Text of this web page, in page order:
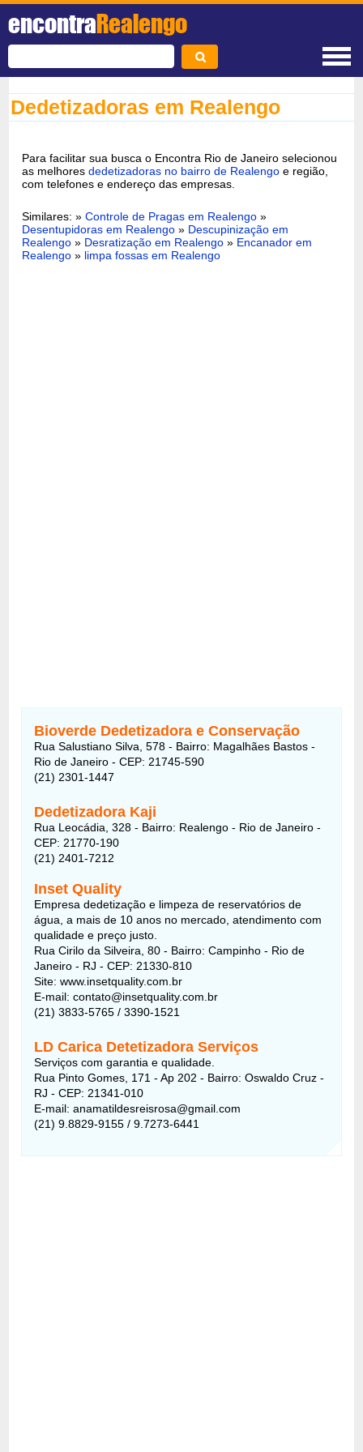
encontraRealengo
Dedetizadoras em Realengo
Para facilitar sua busca o Encontra Rio de Janeiro selecionou
as melhoresdedetizadoras no bairro de Realengo e região,
com telefones e endereço das empresas.
Similares: »Controle de Pragas em Realengo »
Desentupidoras em Realengo » Descupinização em
Realengo » Desratização em Realengo » Encanador em
Realengo » limpa fossas em Realengo
Bioverde Dedetizadora e Conservação
Rua Salustiano Silva, 578 - Bairro: Magalhães Bastos -
Rio de Janeiro - CEP: 21745-590
(21) 2301-1447
Dedetizadora Kaji
Rua Leocádia, 328 - Bairro: Realengo - Rio de Janeiro -
CEP: 21770-190
(21) 2401-7212
Inset Quality
Empresa dedetização e limpeza de reservatórios de
água, a mais de 10 anos no mercado, atendimento com
qualidade e preço justo.
Rua Cirilo da Silveira, 80 - Bairro: Campinho - Rio de
Janeiro - RJ - CEP: 21330-810
Site: www.insetquality.com.br
E-mail: contato@insetquality.com.br
(21) 3833-5765 / 3390-1521
LD Carica Detetizadora Serviços
Serviços com garantia e qualidade.
Rua Pinto Gomes, 171 - Ap 202 - Bairro: Oswaldo Cruz -
RJ - CEP: 21341-010
E-mail: anamatildesreisrosa@gmail.com
(21) 9.8829-9155 / 9.7273-6441